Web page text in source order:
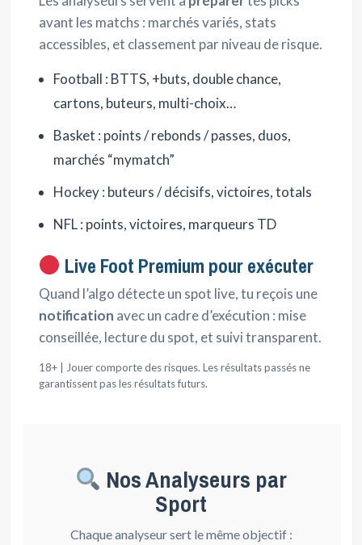
avant les matchs : marchés variés, stats
accessibles, et classement par niveau de risque.
Football : BTTS, +buts, double chance,
cartons, buteurs, multi-choix…
Basket : points / rebonds / passes, duos,
marchés “mymatch”
Hockey : buteurs / décisifs, victoires, totals
NFL : points, victoires, marqueurs TD
Live Foot Premium pour exécuter
Quand l’algo détecte un spot live, tu reçois une
notification avec un cadre d’exécution : mise
conseillée, lecture du spot, et suivi transparent.
18+ | Jouer comporte des risques. Les résultats passés ne
garantissent pas les résultats futurs.
Nos Analyseurs par
Sport
Chaque analyseur sert le même objectif :